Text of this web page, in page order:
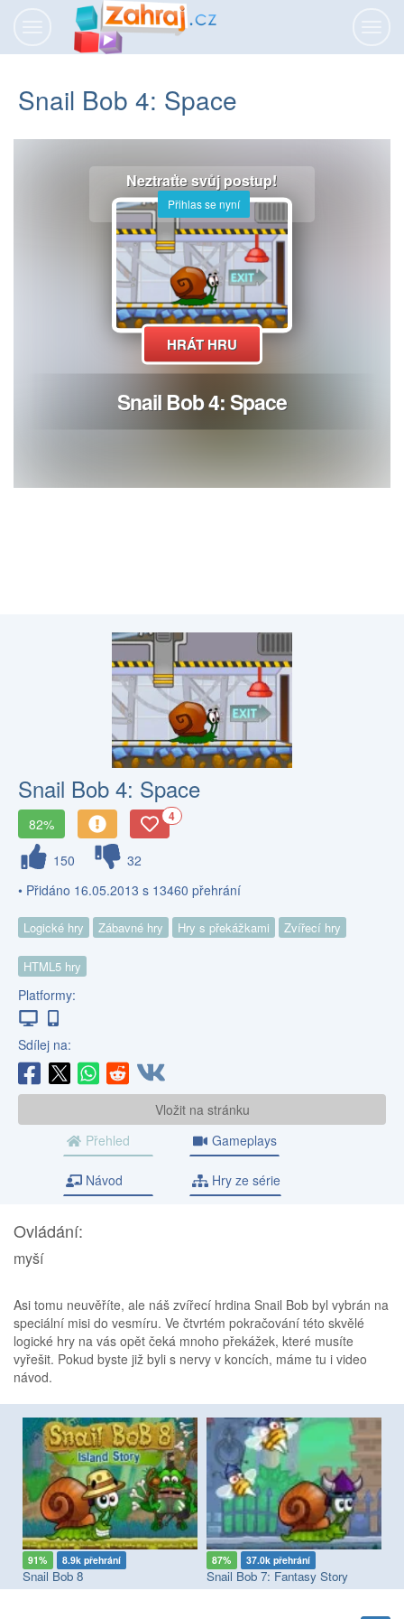
Snail Bob 4: Space
Snail Bob 4: Space
82% 4
150
32
• Přidáno 16.05.2013 s 13460 přehrání
Logické hry Zábavné hry Hry s překážkami Zvířecí hry
HTML5 hry
Platformy:
Sdílej na:
Vložit na stránku
Přehled
Gameplays
Návod Hry ze série
Ovládání:
myší
Asi tomu neuvěříte, ale náš zvířecí hrdina Snail Bob byl vybrán na
speciální misi do vesmíru. Ve čtvrtém pokračování této skvělé
logické hry na vás opět čeká mnoho překážek, které musíte
vyřešit. Pokud byste již byli s nervy v koncích, máme tu i video
návod.
91% 8.9k přehrání
Snail Bob 8
87% 37.0k přehrání
Snail Bob 7: Fantasy Story